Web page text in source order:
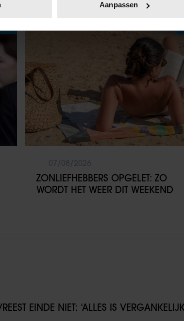
wijzigen of intrekken in de Cookieverklaring.
content en advertenties te personaliseren, om
Ook delen we informatie over uw gebruik van
Deze partners kunnen deze gegevens
verzameld op basis van uw gebruik van hun
Aanpassen
ZONLIEFHEBBERS OPGELET: ZO
WORDT HET WEER DIT WEEKEND
EINDE NIET: ‘ALLES IS